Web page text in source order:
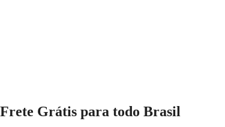
Frete Grátis para todo Brasil